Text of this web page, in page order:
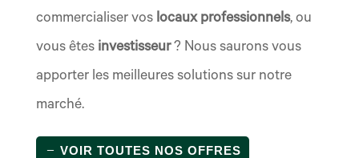
commercialiser voslocaux professionnels, ou
vous êtes investisseur? Nous saurons vous
apporter les meilleures solutions sur notre
marché.
VOIR TOUTES NOS OFFRES